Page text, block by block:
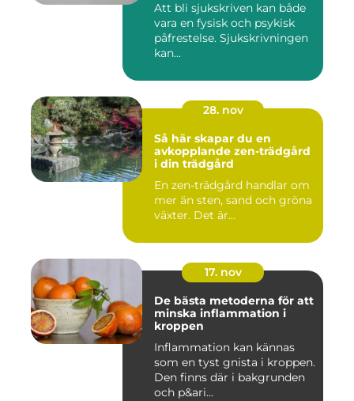
Att bli sjukskriven kan både
vara en fysisk och psykisk
påfrestelse. Sjukskrivningen
kan...
28. nov
Så här skapar du en
avkopplande zen-trädgård
i din trädgård
En zen-trädgård handlar om
mer än sten, sand och gröna
växter. Det är...
17. nov
De bästa metoderna för att
minska inflammation i
kroppen
Inflammation kan kännas
som en tyst gnista i kroppen.
Den finns där i bakgrunden
och p&ari...